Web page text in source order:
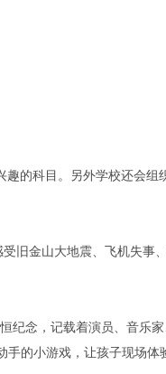
的科目。另外学校还会组
旧金山大地震、飞机失事
念，记载着演员、音乐家
的小游戏，让孩子现场体